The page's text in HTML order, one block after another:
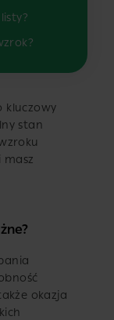
kluczowy
stan
masz
okazja